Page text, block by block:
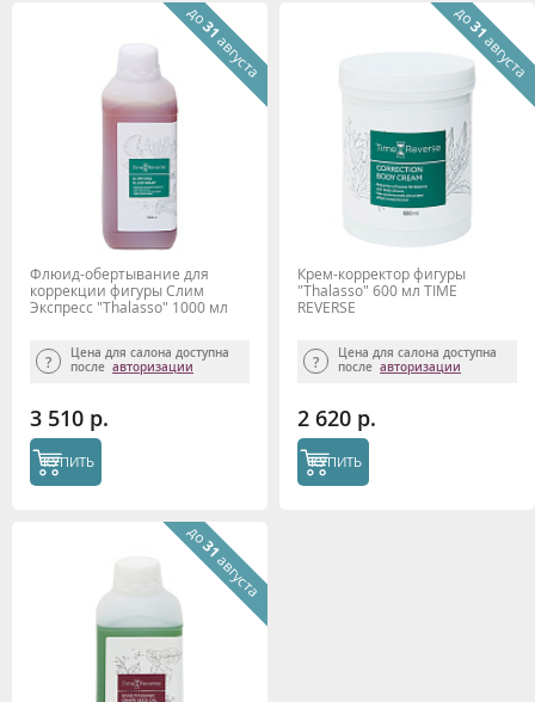
Флюид-обертывание для
коррекции фигуры Слим
Экспресс "Thalasso" 1000 мл
Цена для салона доступна
после авторизации
3 510 р.
КУПИТЬ
до31августа
Крем-корректор фигуры
"Thalasso" 600 мл TIME
REVERSE
Цена для салона доступна
после авторизации
2 620 р.
КУПИТЬ
до31августа
до31августа